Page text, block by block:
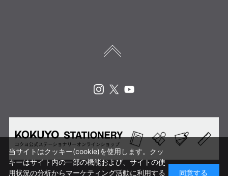
当サイトはクッキー(cookie)を使用します。クッ
キーはサイト内の一部の機能および、サイトの使
用状況の分析からマーケティング活動に利用する
同意する